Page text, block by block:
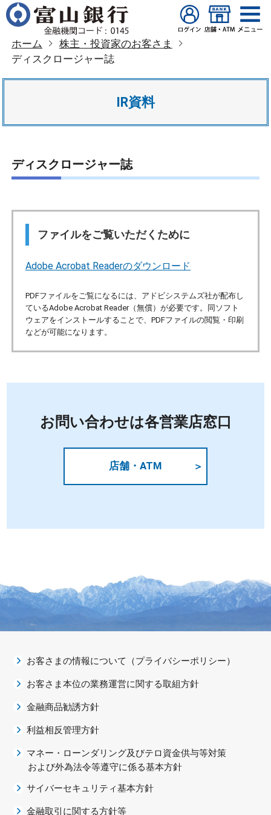
ホーム
株主・投資家のお客さま
ディスクロージャー誌
IR資料
ディスクロージャー誌
ファイルをご覧いただくために
Adobe Acrobat Readerのダウンロード
PDFファイルをご覧になるには、アドビシステムズ社が配布し
ているAdobe Acrobat Reader（無償）が必要です。同ソフト
ウェアをインストールすることで、PDFファイルの閲覧・印刷
などが可能になります。
お問い合わせは各営業店窓口
店舗・ATM
お客さまの情報について（プライバシーポリシー）
お客さま本位の業務運営に関する取組方針
金融商品勧誘方針
利益相反管理方針
マネー・ローンダリング及びテロ資金供与等対策
および外為法令等遵守に係る基本方針
サイバーセキュリティ基本方針
金融取引に関する方針等